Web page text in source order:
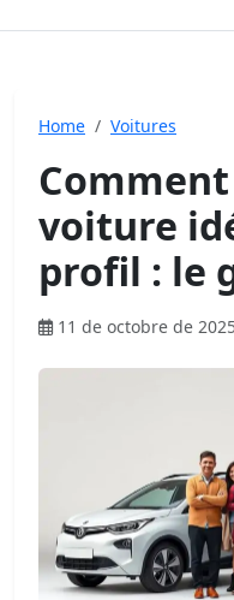
Home Voitures
voiture
profil : le
11 de octobre de